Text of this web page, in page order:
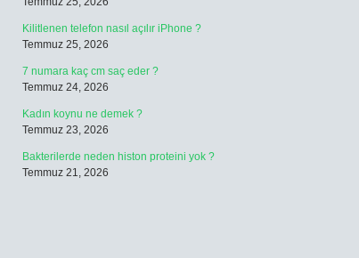
Kilitlenen telefon nasıl açılır iPhone ?
Temmuz 25, 2026
7 numara kaç cm saç eder ?
Temmuz 24, 2026
Kadın koynu ne demek ?
Temmuz 23, 2026
Bakterilerde neden histon proteini yok ?
Temmuz 21, 2026